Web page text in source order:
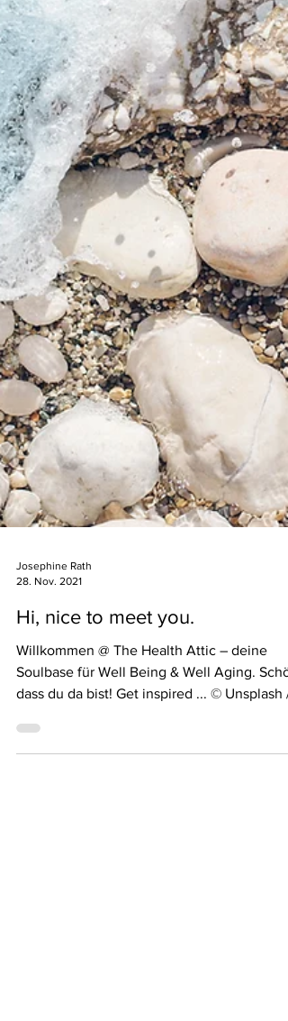
28. Nov. 2021
Hi, nice to meet you.
Soulbase für Well Being & Well Aging.
dass du da bist! Get inspired ... © Unsplash /